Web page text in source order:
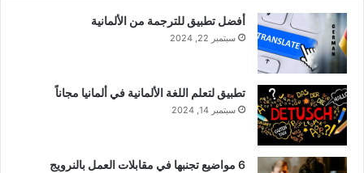
أفضل تطبيق للترجمة من الألمانية
سبتمبر 22, 2024
تطبيق لتعلم اللغة الألمانية في ألمانيا مجاناً
سبتمبر 14, 2024
6 مواضيع تجنبها في مقابلات العمل بالنرويج